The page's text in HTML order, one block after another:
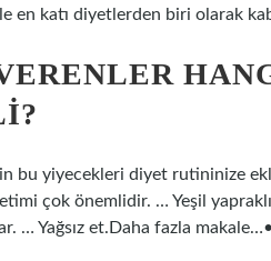
en katı diyetlerden biri olarak
bu yiyecekleri diyet rutininize
çok önemlidir. … Yeşil
… Yağsız et.Daha fazla